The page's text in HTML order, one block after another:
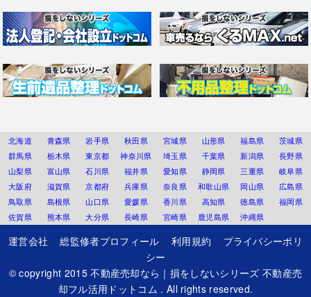
北海道 青森県 岩手県 秋田県 宮城県 山形県 福島県
茨城県
群馬県
栃木県 東京都 神奈川県 埼玉県 千葉県 新潟県
長野県
山梨県
富山県 石川県 福井県 愛知県 静岡県 三重県
岐阜県
大阪府
滋賀県 京都府 兵庫県 奈良県 和歌山県 岡山県
広島県
鳥取県
島根県 山口県 愛媛県 香川県 高知県 徳島県
福岡県
佐賀県
熊本県 大分県 長崎県 宮崎県 鹿児島県 沖縄県
運営会社 総監修者プロフィール 利用規約
プライバシーポリ
シー
© copyright 2015不動産売却なら｜損をしないシリーズ 不動産売
却フル活用ドットコム . All rights reserved.